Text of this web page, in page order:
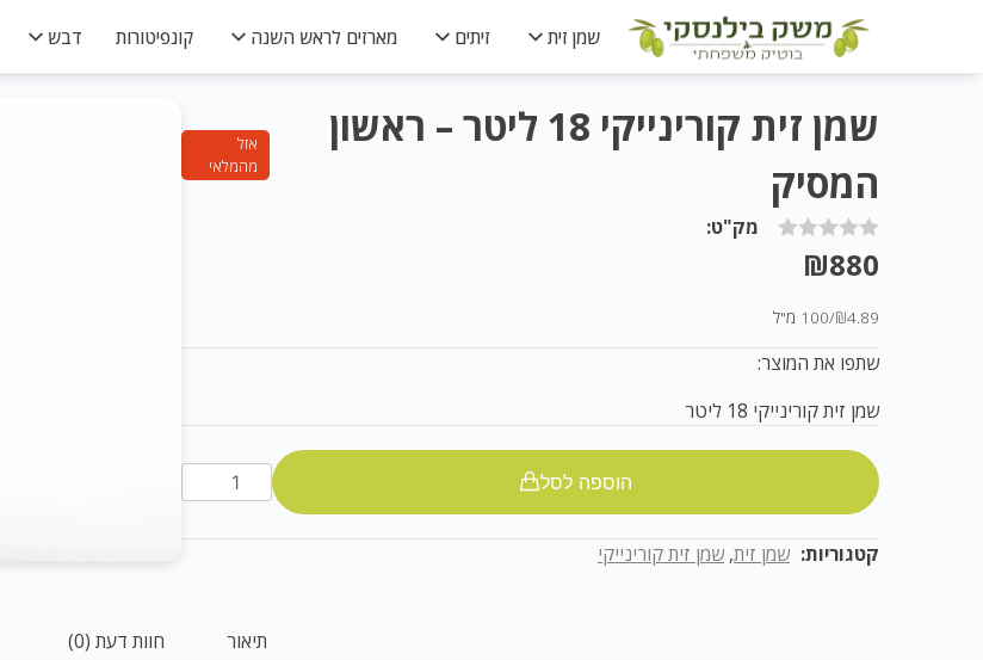
שמן זית זיתים מארזים לראש השנה קונפיטורות דבש
שמן זית קורינייקי 18 ליטר – ראשון
המסיק
אזל
מהמלאי
מק"ט:
₪880
₪4.89
/100 מ"ל
שתפו את המוצר:
שמן זית קורינייקי 18 ליטר
הוספה לסל
שמן
זית
ראשון
קטגוריות: שמן זית, שמן זית קורינייקי
תיאור חוות דעת (0)